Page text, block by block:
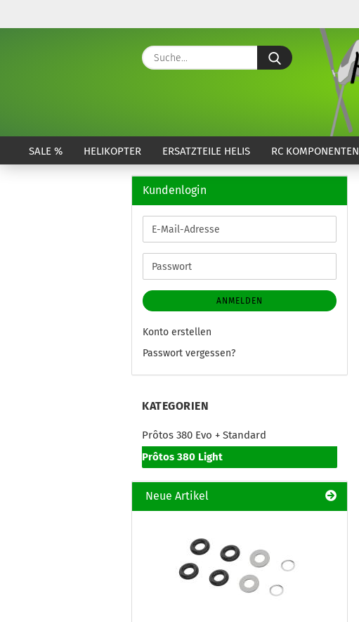
Suche...
SALE % HELIKOPTER ERSATZTEILE HELIS RC KOMPONENTEN
Kundenlogin
E-
Mail-
Adresse
Passwort
ANMELDEN
Konto erstellen
Passwort vergessen?
KATEGORIEN
Prôtos 380 Evo + Standard
Prôtos 380 Light
Neue Artikel